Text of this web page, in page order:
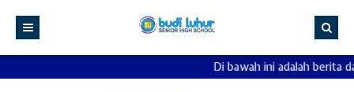
Di bawah ini adalah berita